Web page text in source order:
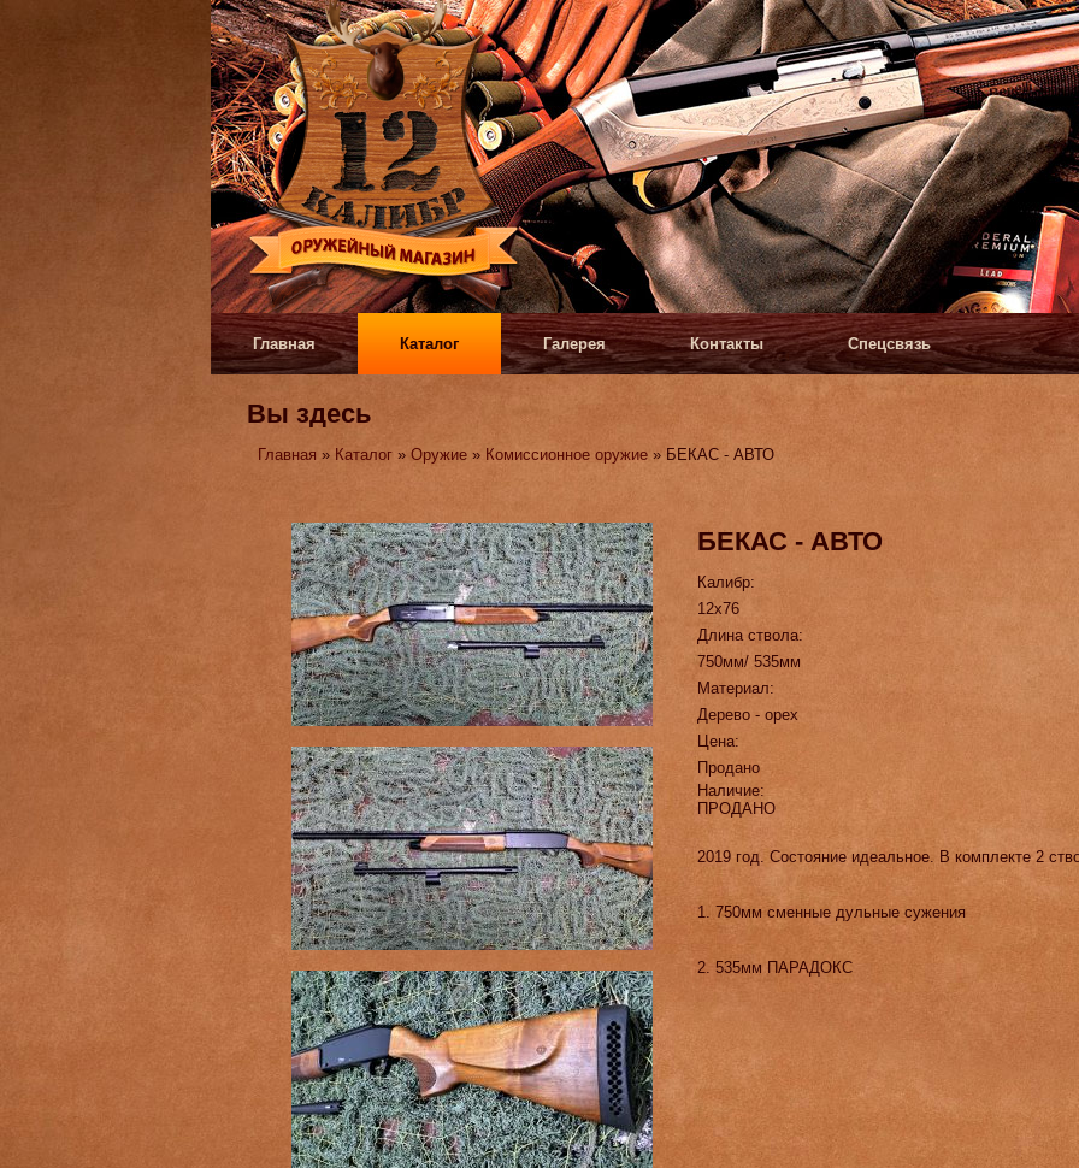
Главная Каталог Галерея Контакты Спецсвязь
Вы здесь
Главная » Каталог »Оружие » Комиссионное оружие » БЕКАС - АВТО
БЕКАС - АВТО
Калибр:
12х76
Длина ствола:
750мм/ 535мм
Материал:
Дерево - орех
Цена:
Продано
Наличие:
ПРОДАНО
2019 год. Состояние идеальное. В комплекте 2
1. 750мм сменные дульные сужения
2. 535мм ПАРАДОКС